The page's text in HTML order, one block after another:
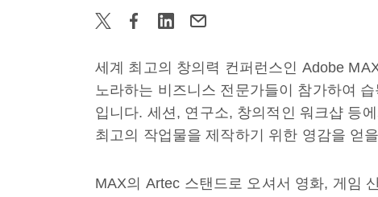
세계 최고의 창의력 컨퍼런스인 Adobe
노라하는 비즈니스 전문가들이 참가하여
입니다. 세션, 연구소, 창의적인 워크샵 등
최고의 작업물을 제작하기 위한 영감을 얻
MAX의 Artec 스탠드로 오셔서 영화, 게임